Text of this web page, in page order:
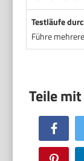
Testläufe
Führe